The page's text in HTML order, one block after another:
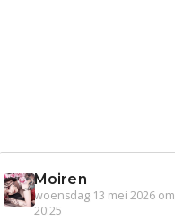
Moiren
woensdag 13 mei 2026 om
20:25